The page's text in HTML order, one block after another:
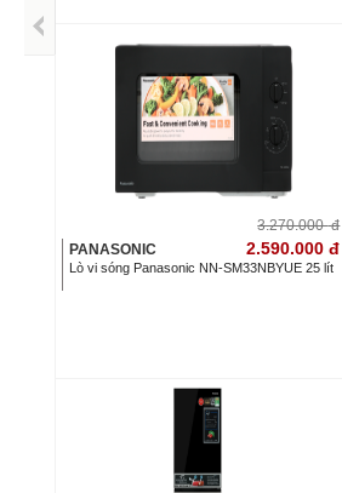
3.270.000 đ
PANASONIC
2.590.000 đ
Lò vi sóng Panasonic NN-SM33NBYUE 25 lít